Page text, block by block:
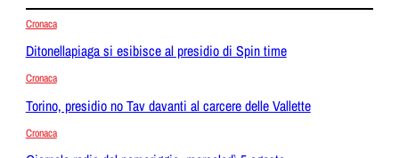
Cronaca
Ditonellapiaga si esibisce al presidio di Spin time
Cronaca
Torino, presidio no Tav davanti al carcere delle Vallette
Cronaca